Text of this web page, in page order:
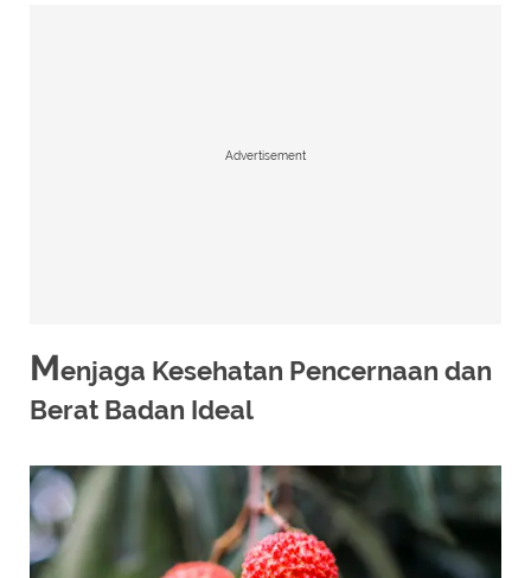
Advertisement
Menjaga Kesehatan Pencernaan dan
Berat Badan Ideal